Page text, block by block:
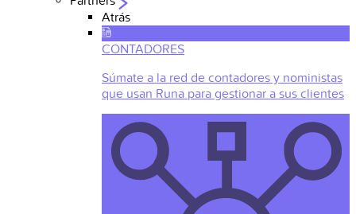
Atrás
CONTADORES
Súmate a la red de contadores y noministas
que usan Runa para gestionar a sus clientes